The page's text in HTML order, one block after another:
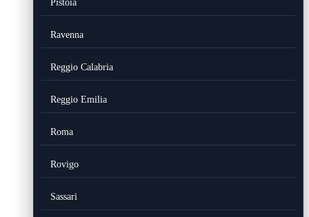
Pistoia
Ravenna
Reggio Calabria
Reggio Emilia
Roma
Rovigo
Sassari